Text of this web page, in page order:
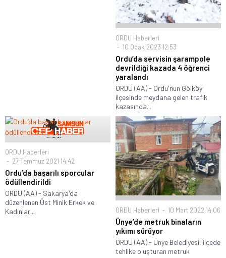
ORDU Haberleri
10 Ocak 2023 12:53
Ordu’da servisin şarampole
devrildiği kazada 4 öğrenci
yaralandı
ORDU (AA) - Ordu'nun Gölköy
ilçesinde meydana gelen trafik
kazasında...
ORDU Haberleri
27 Temmuz 2021 14:42
Ordu’da başarılı sporcular
ödüllendirildi
ORDU (AA) - Sakarya'da
düzenlenen Üst Minik Erkek ve
Kadınlar...
ORDU Haberleri 10 Mart 2022 14:06
Ünye’de metruk binaların
yıkımı sürüyor
ORDU (AA) - Ünye Belediyesi, ilçede
tehlike oluşturan metruk